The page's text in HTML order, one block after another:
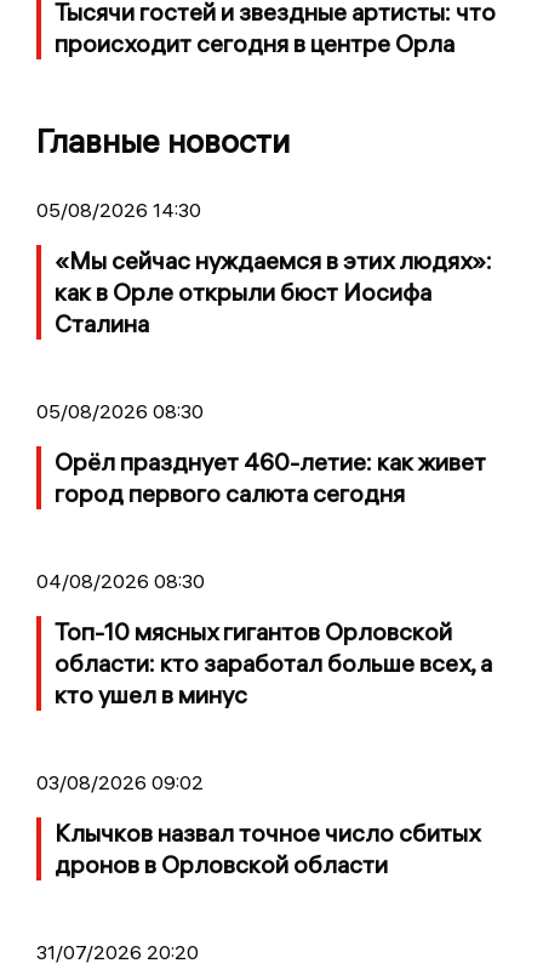
Тысячи гостей и звездные артисты: что
происходит сегодня в центре Орла
Главные новости
05/08/2026 14:30
«Мы сейчас нуждаемся в этих людях»:
как в Орле открыли бюст Иосифа
Сталина
05/08/2026 08:30
Орёл празднует 460-летие: как живет
город первого салюта сегодня
04/08/2026 08:30
Топ-10 мясных гигантов Орловской
области: кто заработал больше всех, а
кто ушел в минус
03/08/2026 09:02
Клычков назвал точное число сбитых
дронов в Орловской области
31/07/2026 20:20